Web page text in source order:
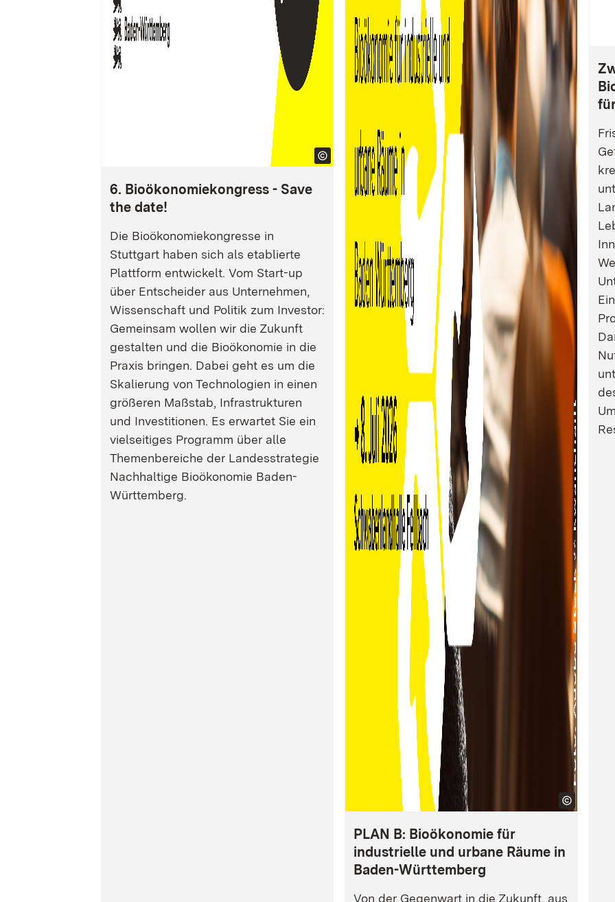
6. Bioökonomiekongress - Save
the date!
Die Bioökonomiekongresse in
Stuttgart haben sich als etablierte
Plattform entwickelt. Vom Start-up
über Entscheider aus Unternehmen,
Wissenschaft und Politik zum Investor:
Gemeinsam wollen wir die Zukunft
gestalten und die Bioökonomie in die
Praxis bringen. Dabei geht es um die
Skalierung von Technologien in einen
größeren Maßstab, Infrastrukturen
und Investitionen. Es erwartet Sie ein
vielseitiges Programm über alle
Themenbereiche der Landesstrategie
Nachhaltige Bioökonomie Baden-
Württemberg.
PLAN B: Bioökonomie für
industrielle und urbane Räume in
Baden-Württemberg
Von der Gegenwart in die Zukunft, aus